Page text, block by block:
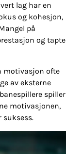
lag har en
og kohesjon,
på
og tapte
motivasjon ofte
av eksterne
spiller
motivasjonen,
suksess.